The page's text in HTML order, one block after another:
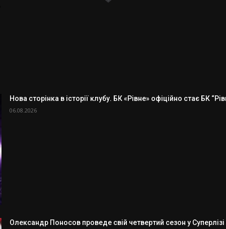
Нова сторінка в історії клубу. БК «Рівне» офіційно стає БК
06.08.2026
Олександр Поносов проведе свій четвертий сезон у Суперлізі